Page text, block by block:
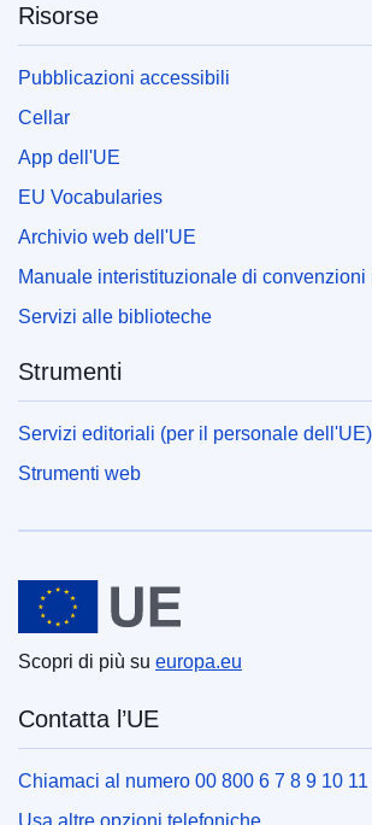
Risorse
Pubblicazioni accessibili
Cellar
App dell'UE
EU Vocabularies
Archivio web dell'UE
Manuale interistituzionale di convenzioni
Servizi alle biblioteche
Strumenti
Servizi editoriali (per il personale dell'UE)
Strumenti web
Unione europea
Scopri di più su europa.eu
Contatta l’UE
Chiamaci al numero 00 800 6 7 8 9 10 11
Usa altre opzioni telefoniche